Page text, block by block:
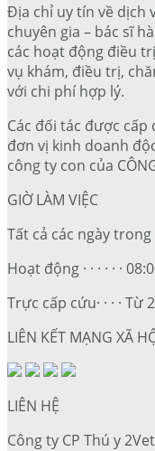
Địa chỉ uy tín về dịch
chuyên gia – bác sĩ
các hoạt động điều
vụ khám, điều trị,
với chi phí hợp lý.
Các đối tác được
đơn vị kinh doanh
công ty con của
GIỜ LÀM VIỆC
Tất cả các ngày
Hoạt động · · · · · ·
Trực cấp cứu· · · · Từ
LIÊN KẾT MẠNG XÃ
LIÊN HỆ
Công ty CP Thú y